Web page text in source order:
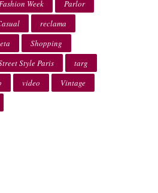
Week
Parlor
reclama
Shopping
Style Paris
targ
video
Vintage